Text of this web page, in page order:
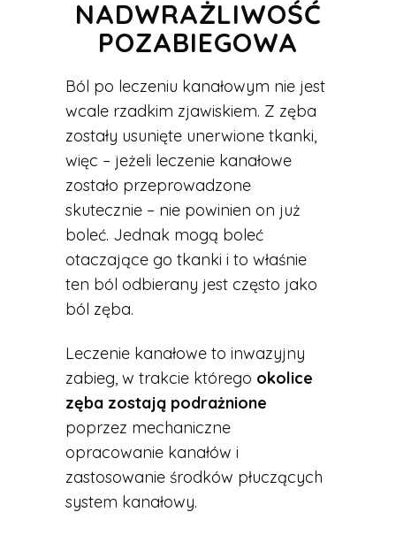
NADWRAŻLIWOŚĆ
POZABIEGOWA
Ból po leczeniu kanałowym nie jest
wcale rzadkim zjawiskiem. Z zęba
zostały usunięte unerwione tkanki,
więc – jeżeli leczenie kanałowe
zostało przeprowadzone
skutecznie – nie powinien on już
boleć. Jednak mogą boleć
otaczające go tkanki i to właśnie
ten ból odbierany jest często jako
ból zęba.
Leczenie kanałowe to inwazyjny
zabieg, w trakcie którego okolice
zęba zostają podrażnione
poprzez mechaniczne
opracowanie kanałów i
zastosowanie środków płuczących
system kanałowy.